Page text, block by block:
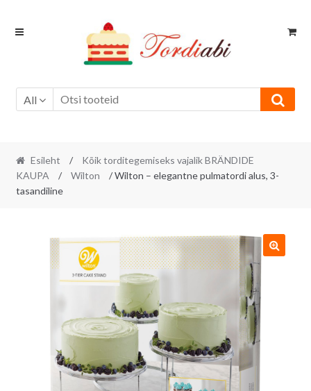
Skip
Skip
All
Esileht /
Kõik torditegemiseks vajalik BRÄNDIDE
KAUPA
/ Wilton
/ Wilton – elegantne pulmatordi alus, 3-
tasandiline